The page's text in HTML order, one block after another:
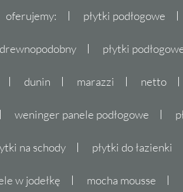
oferujemy: płytki podłogowe
płytki
dunin marazzi netto
weninger panele podłogowe
na schody płytki do łazienki
w jodełkę mocha mousse